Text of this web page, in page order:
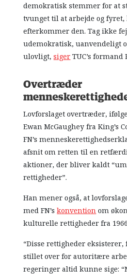
demokratisk stemmer for at
tvunget til at arbejde og
efterkommer den. Tag ikke
udemokratisk, uanvendeligt
ulovligt,sigerTUC’s formand
Overtræder
Lovforslaget overtræder,
Ewan McGaughey fra King’s
FN’s
afsnit om retten til en
aktioner, der bliver kaldt
rettigheder”.
Han mener også, at
med FN’skonventionom
kulturelle rettigheder fra
“Disse rettigheder
stillet over for autoritære
regeringer altid kunne sige: